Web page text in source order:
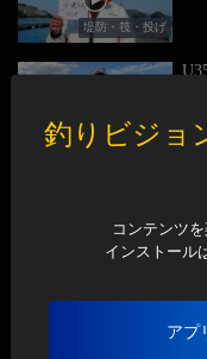
堤防・筏・投げ
トラウトルアー
船釣り
20
釣りビジョ
コンテンツ
インストール
アプ